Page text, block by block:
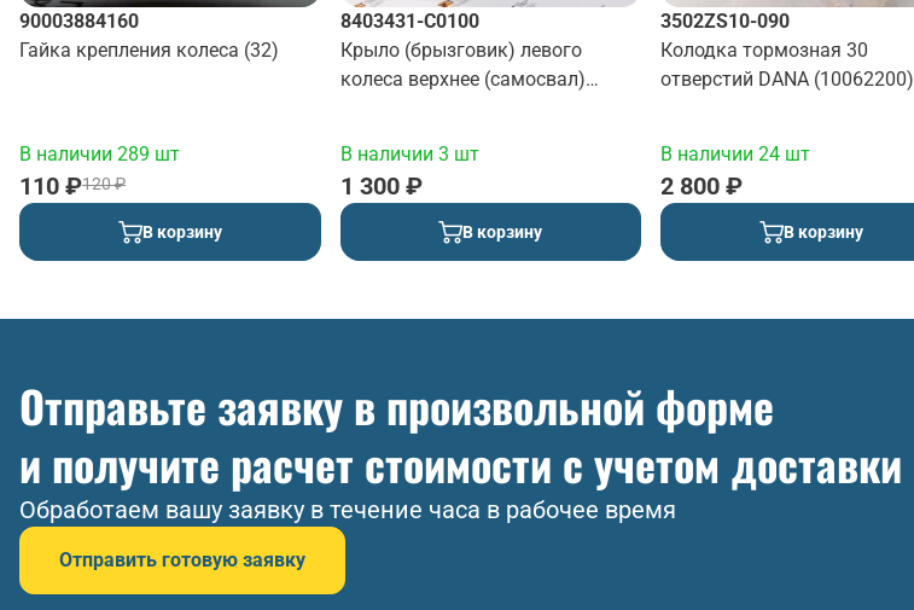
90003884160
Гайка крепления колеса (32)
В наличии 289 шт
120 ₽
110 ₽
В корзину
8403431-C0100
Крыло (брызговик) левого
колеса верхнее (самосвал)
В наличии 3 шт
1 300 ₽
В корзину
3502ZS10-090
Колодка тормозная 30
отверстий DANA (10062200)
В наличии 24 шт
2 800 ₽
В корзину
Отправьте заявку в произвольной форме
и получите расчет стоимости с учетом доставки
Обработаем вашу заявку в течение часа в рабочее время
Отправить готовую заявку